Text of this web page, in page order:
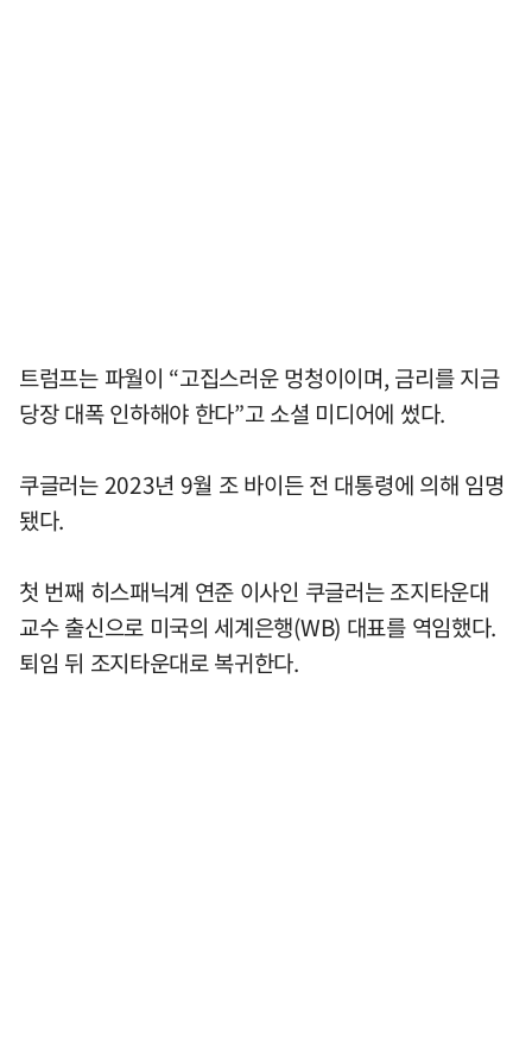
트럼프는 파월이 “고집스러운 멍청이이며, 금리를 지금
당장 대폭 인하해야 한다”고 소셜 미디어에 썼다.
쿠글러는 2023년 9월 조 바이든 전 대통령에 의해 임명
됐다.
첫 번째 히스패닉계 연준 이사인 쿠글러는 조지타운대
교수 출신으로 미국의 세계은행(WB) 대표를 역임했다.
퇴임 뒤 조지타운대로 복귀한다.